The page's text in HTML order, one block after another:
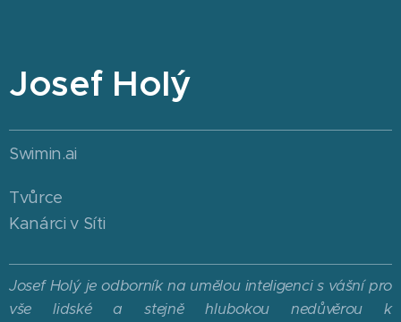
Josef Holý
Swimin.ai
Tvůrce
Kanárci v Síti
Josef Holý je odborník na umělou inteligenci s vášní pro
vše lidské a stejně hlubokou nedůvěrou k